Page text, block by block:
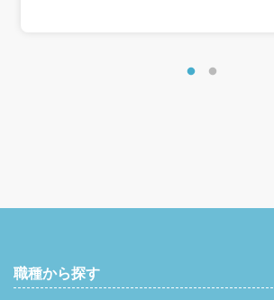
職種から探す